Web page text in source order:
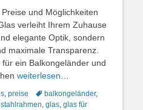
und Möglichkeiten
verleiht Ihrem Zuhause
elegante Optik, sondern
maximale Transparenz.
ein Balkongeländer und
weiterlesen…
, preise Schlagworte
balkongeländer,
, glas, glas für